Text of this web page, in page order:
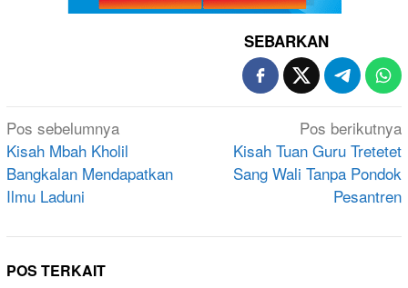
SEBARKAN
Navigasi
pos
Pos sebelumnya
Kisah Mbah Kholil
Bangkalan Mendapatkan
Ilmu Laduni
Pos berikutnya
Kisah Tuan Guru Tretetet
Sang Wali Tanpa Pondok
Pesantren
POS TERKAIT